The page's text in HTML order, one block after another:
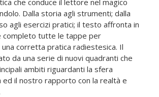
Dalla storia agli strumenti; dalla
agli esercizi pratici; il testo affronta in
completo tutte le tappe per
corretta pratica radiestesica. Il
da una serie di nuovi quadranti che
ambiti riguardanti la sfera
ed il nostro rapporto con la realtà e